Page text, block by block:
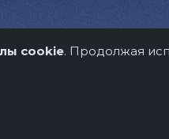
cookie. Продолжая